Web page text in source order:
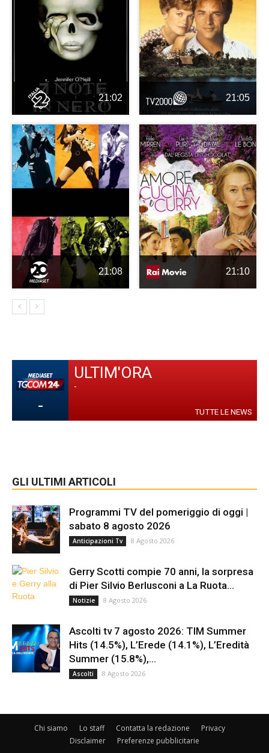
21:02 21:05
21:08 21:10
-
ULTIM'ORA
-
TUTTE LE NEWS
GLI ULTIMI ARTICOLI
Programmi TV del pomeriggio di oggi |
sabato 8 agosto 2026
Anticipazioni Tv 8 Agosto 2026
Gerry Scotti compie 70 anni, la sorpresa
di Pier Silvio Berlusconi a La Ruota...
Notizie 8 Agosto 2026
Ascolti tv 7 agosto 2026: TIM Summer
Hits (14.5%), L’Erede (14.1%), L’Eredità
Summer (15.8%),...
Ascolti 8 Agosto 2026
Chi siamo Lo staff Contatta la redazione
Privacy
Disclaimer
Preferenze pubblicitarie